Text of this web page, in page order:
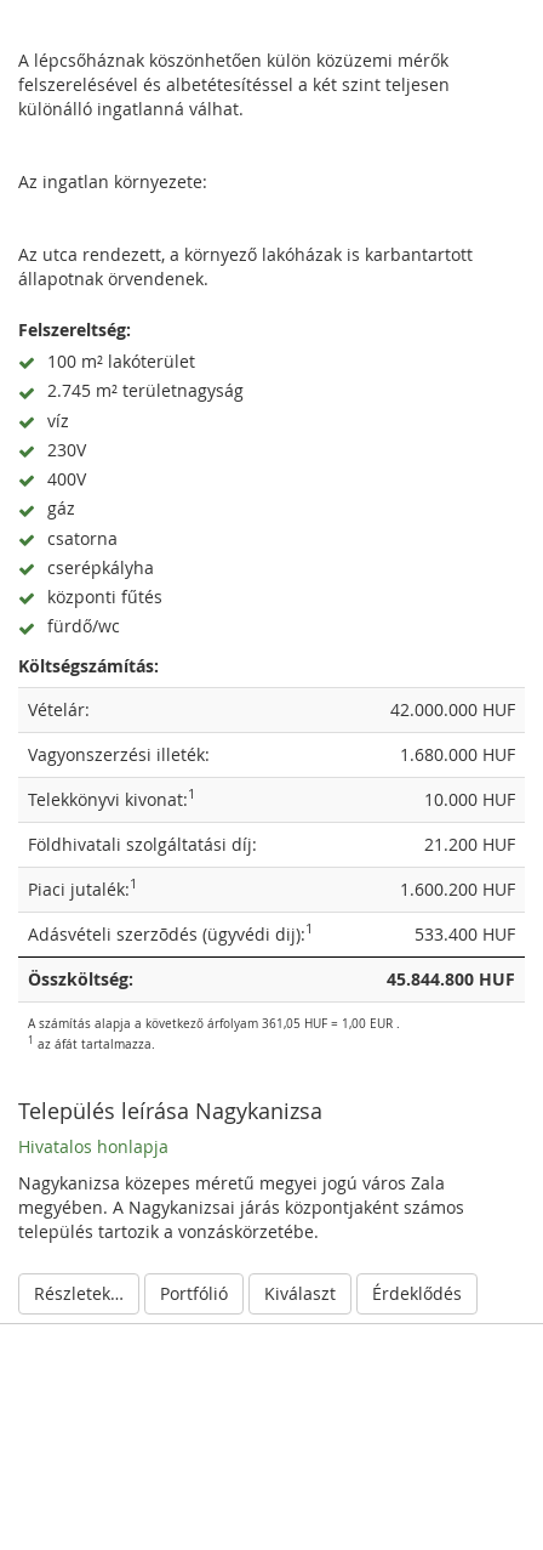
A lépcsőháznak köszönhetően külön közüzemi mérők
felszerelésével és albetétesítéssel a két szint teljesen
különálló ingatlanná válhat.
Az ingatlan környezete:
Az utca rendezett, a környező lakóházak is karbantartott
állapotnak örvendenek.
Felszereltség:
100 m² lakóterület
2.745 m² területnagyság
víz
230V
400V
gáz
csatorna
cserépkályha
központi fűtés
fürdő/wc
Költségszámítás:
Vételár:
42.000.000 HUF
Vagyonszerzési illeték:
1.680.000 HUF
Telekkönyvi kivonat:1
10.000 HUF
Földhivatali szolgáltatási díj:
21.200 HUF
Piaci jutalék:1
1.600.200 HUF
Adásvételi szerzõdés (ügyvédi dij):1
533.400 HUF
Összköltség:
45.844.800 HUF
A számítás alapja a következő árfolyam 361,05 HUF = 1,00 EUR .
1 az áfát tartalmazza.
Település leírása Nagykanizsa
Hivatalos honlapja
Nagykanizsa közepes méretű megyei jogú város Zala
megyében. A Nagykanizsai járás központjaként számos
település tartozik a vonzáskörzetébe.
Részletek elrejtése Portfólió Kiválaszt Érdeklődés